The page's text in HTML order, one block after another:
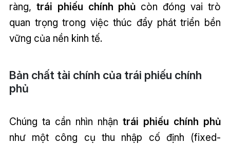
ràng, trái phiếu chính phủ còn đóng vai trò
quan trọng trong việc thúc đẩy phát triển bền
vững của nền kinh tế.
Bản chất tài chính của trái phiếu chính
phủ
Chúng ta cần nhìn nhậntrái phiếu chính phủ
như một công cụ thu nhập cố định (fixed-